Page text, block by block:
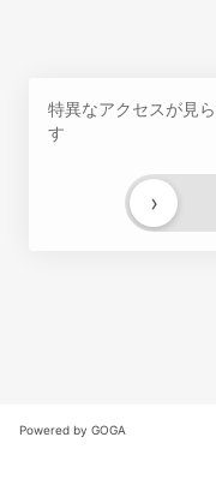
特異なアクセスが見
す
›
Powered by GOGA